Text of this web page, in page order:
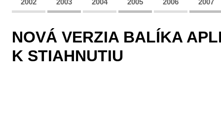
2002 2003 2004 2005 2006 2007
NOVÁ VERZIA BALÍKA
K STIAHNUTIU